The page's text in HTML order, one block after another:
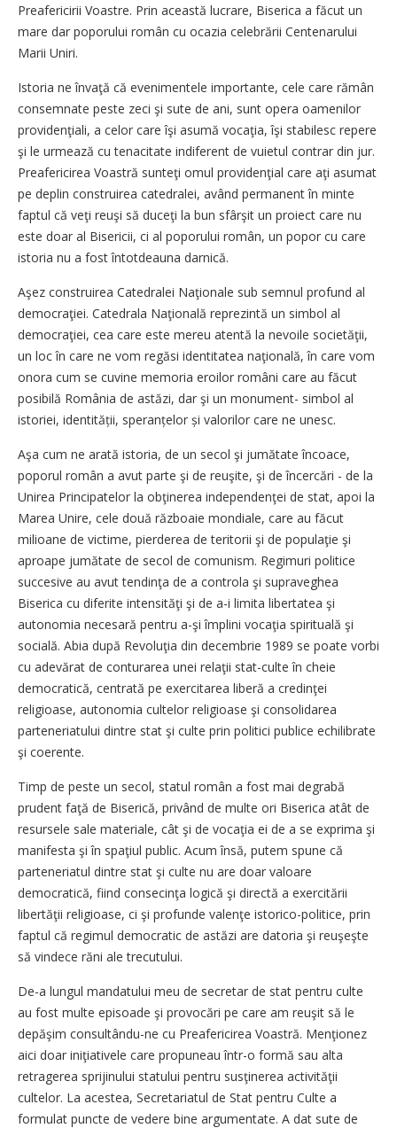
Preafericirii Voastre. Prin această lucrare, Biserica a făcut un
mare dar poporului român cu ocazia celebrării Centenarului
Marii Uniri.
Istoria ne învaţă că evenimentele importante, cele care rămân
consemnate peste zeci şi sute de ani, sunt opera oamenilor
providenţiali, a celor care îşi asumă vocaţia, îşi stabilesc repere
şi le urmează cu tenacitate indiferent de vuietul contrar din jur.
Preafericirea Voastră sunteţi omul providenţial care aţi asumat
pe deplin construirea catedralei, având permanent în minte
faptul că veţi reuşi să duceţi la bun sfârşit un proiect care nu
este doar al Bisericii, ci al poporului român, un popor cu care
istoria nu a fost întotdeauna darnică.
Aşez construirea Catedralei Naţionale sub semnul profund al
democraţiei. Catedrala Naţională reprezintă un simbol al
democraţiei, cea care este mereu atentă la nevoile societăţii,
un loc în care ne vom regăsi identitatea naţională, în care vom
onora cum se cuvine memoria eroilor români care au făcut
posibilă România de astăzi, dar şi un monu­ment- simbol al
istoriei, identității, speranțelor și valorilor care ne unesc.
Aşa cum ne arată istoria, de un secol şi jumătate încoace,
poporul român a avut parte şi de reuşite, şi de încercări - de la
Unirea Principatelor la obţinerea independenţei de stat, apoi la
Marea Unire, cele două războaie mondiale, care au făcut
milioane de victime, pierderea de teritorii şi de populaţie şi
aproape jumătate de secol de comunism. Regimuri politice
succesive au avut tendinţa de a controla şi supraveghea
Biserica cu diferite intensităţi şi de a-i limita libertatea şi
autonomia necesară pentru a-şi împlini vocaţia spirituală şi
socială. Abia după Revoluţia din decembrie 1989 se poate vorbi
cu adevărat de conturarea unei relaţii stat-culte în cheie
democratică, centrată pe exercitarea liberă a credinţei
religioase, autonomia cultelor religioase şi consolidarea
parteneriatului dintre stat şi culte prin politici publice echilibrate
şi coerente.
Timp de peste un secol, statul român a fost mai degrabă
prudent faţă de Biserică, privând de multe ori Biserica atât de
resursele sale materiale, cât şi de vocaţia ei de a se exprima şi
manifesta şi în spaţiul public. Acum însă, putem spune că
parteneriatul dintre stat şi culte nu are doar valoare
democratică, fiind consecinţa logică şi directă a exercitării
libertăţii religioase, ci şi profunde valenţe istorico-politice, prin
faptul că regimul democratic de astăzi are datoria şi reuşeşte
să vindece răni ale trecutului.
De-a lungul mandatului meu de secretar de stat pentru culte
au fost multe episoade şi provocări pe care am reuşit să le
depăşim consultându-ne cu Preafericirea Voastră. Menţionez
aici doar iniţiativele care propuneau într-o formă sau alta
retragerea sprijinului statului pentru susţinerea activităţii
cultelor. La acestea, Secretariatul de Stat pentru Culte a
formulat puncte de vedere bine argumentate. A dat sute de